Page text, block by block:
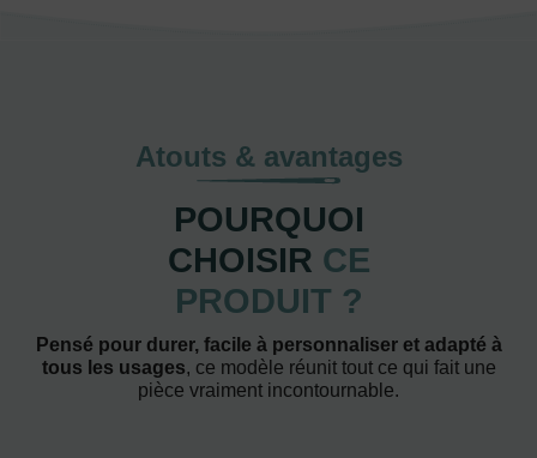
Atouts & avantages
POURQUOI
CHOISIR CE
PRODUIT ?
Pensé pour durer, facile à personnaliser et adapté à
tous les usages, ce modèle réunit tout ce qui fait une
pièce vraiment incontournable.